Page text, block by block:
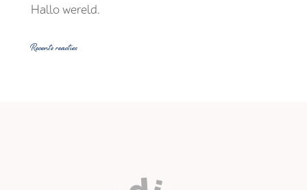
Hallo wereld.
Recente reacties